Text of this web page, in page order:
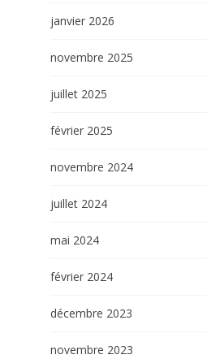
janvier 2026
novembre 2025
juillet 2025
février 2025
novembre 2024
juillet 2024
mai 2024
février 2024
décembre 2023
novembre 2023